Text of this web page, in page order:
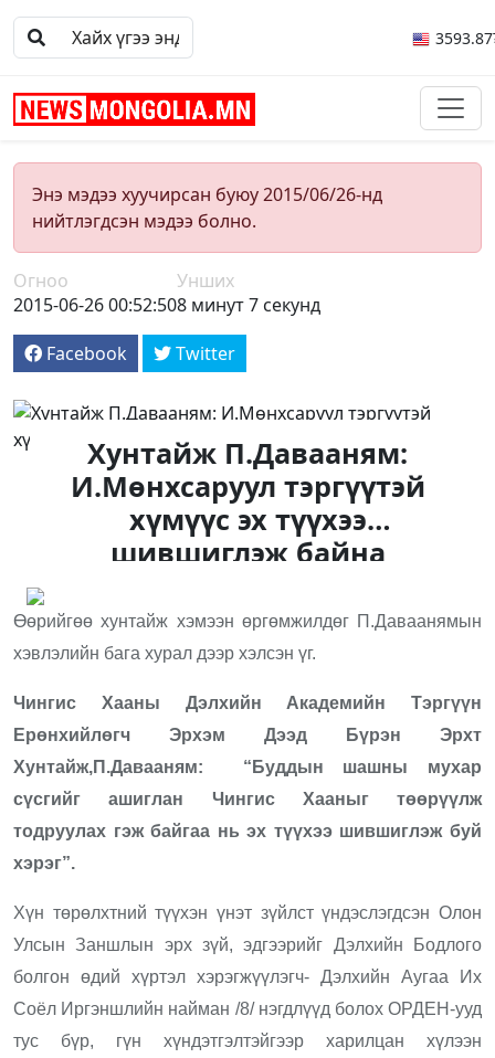
Энэ мэдээ хуучирсан буюу 2015/06/26-нд
нийтлэгдсэн мэдээ болно.
Огноо
2015-06-26 00:52:50
Унших
8 минут 7 секунд
Facebook
Twitter
Хунтайж П.Давааням:
И.Мөнхсаруул тэргүүтэй
хүмүүс эх түүхээ
шившиглэж байна
Өөрийгөө хунтайж хэмээн өргөмжилдөг П.Даваанямын
хэвлэлийн бага хурал дээр хэлсэн үг.
Чингис Хааны Дэлхийн Академийн Тэргүүн
Ерөнхийлөгч Эрхэм Дээд Бүрэн Эрхт
Хунтайж,П.Давааням: “Буддын шашны мухар
сүсгийг ашиглан Чингис Хааныг төөрүүлж
тодруулах гэж байгаа нь эх түүхээ шившиглэж буй
хэрэг”.
Хүн төрөлхтний түүхэн үнэт зүйлст үндэслэгдсэн Олон
Улсын Заншлын эрх зүй, эдгээрийг Дэлхийн Бодлого
болгон өдий хүртэл хэрэгжүүлэгч- Дэлхийн Аугаа Их
Соёл Иргэншлийн найман /8/ нэгдлүүд болох ОРДЕН-ууд
тус бүр, гүн хүндэтгэлтэйгээр харилцан хүлээн